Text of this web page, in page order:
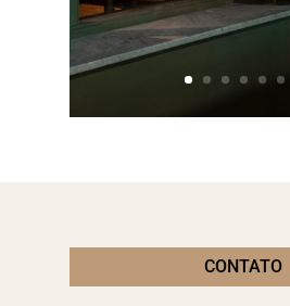
CONTATO